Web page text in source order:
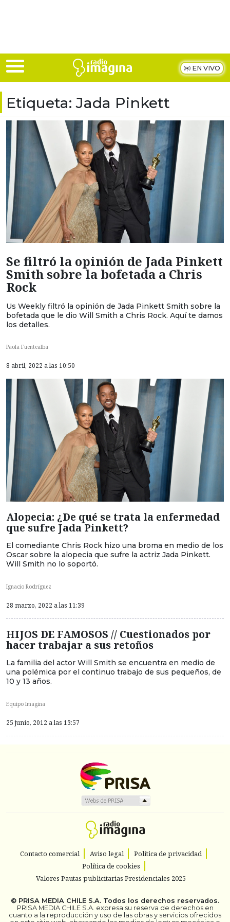
EN VIVO
Etiqueta:Jada Pinkett
Se filtró la opinión de Jada Pinkett
Smith sobre la bofetada a Chris
Rock
Us Weekly filtró la opinión de Jada Pinkett Smith sobre la
bofetada que le dio Will Smith a Chris Rock. Aquí te damos
los detalles.
Paola Fuentealba
8 abril, 2022 a las 10:50
Alopecia: ¿De qué se trata la enfermedad
que sufre Jada Pinkett?
El comediante Chris Rock hizo una broma en medio de los
Oscar sobre la alopecia que sufre la actriz Jada Pinkett.
Will Smith no lo soportó.
Ignacio Rodríguez
28 marzo, 2022 a las 11:39
HIJOS DE FAMOSOS // Cuestionados por
hacer trabajar a sus retoños
La familia del actor Will Smith se encuentra en medio de
una polémica por el continuo trabajo de sus pequeños, de
10 y 13 años.
Equipo Imagina
25 junio, 2012 a las 13:57
Contacto comercial Aviso legal
Política de privacidad
Política de cookies
Valores Pautas publicitarias Presidenciales 2025
© PRISA MEDIA CHILE S.A. Todos los derechos reservados.
PRISA MEDIA CHILE S.A. expresa su reserva de derechos en
cuanto a la reproducción y uso de las obras y servicios ofrecidos